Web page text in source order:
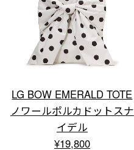
LG BOW EMERALD TOTE
ノワールポルカドットスナ
イデル
¥19,800